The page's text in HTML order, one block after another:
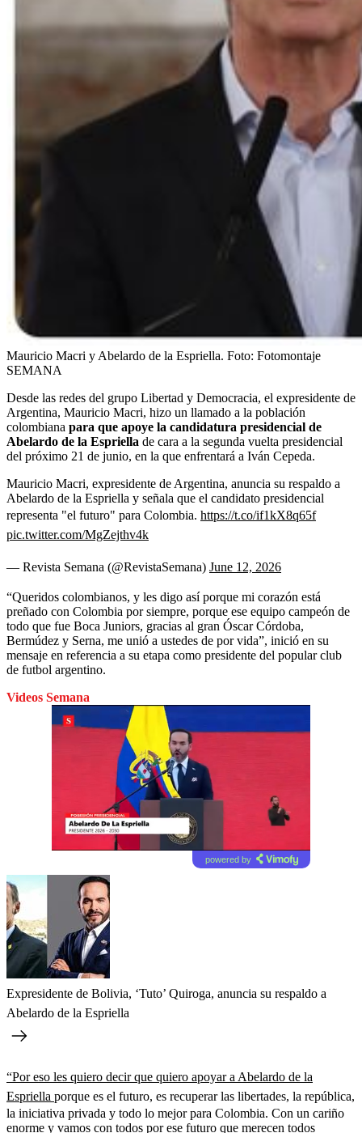
Mauricio Macri y Abelardo de la Espriella. Foto: Fotomontaje
SEMANA
Desde las redes del grupo Libertad y Democracia, el expresidente de
Argentina, Mauricio Macri, hizo un llamado a la población
colombiana para que apoye la candidatura presidencial de
Abelardo de la Espriella de cara a la segunda vuelta presidencial
del próximo 21 de junio, en la que enfrentará a Iván Cepeda.
Mauricio Macri, expresidente de Argentina, anuncia su respaldo a
Abelardo de la Espriella y señala que el candidato presidencial
representa "el futuro" para Colombia. https://t.co/if1kX8q65f
pic.twitter.com/MgZejthv4k
— Revista Semana (@RevistaSemana) June 12, 2026
“Queridos colombianos, y les digo así porque mi corazón está
preñado con Colombia por siempre, porque ese equipo campeón de
todo que fue Boca Juniors, gracias al gran Óscar Córdoba,
Bermúdez y Serna, me unió a ustedes de por vida”, inició en su
mensaje en referencia a su etapa como presidente del popular club
de futbol argentino.
Videos Semana
powered by
Expresidente de Bolivia, ‘Tuto’ Quiroga, anuncia su respaldo a
Abelardo de la Espriella
“Por eso les quiero decir que quiero apoyar a Abelardo de la
Espriella porque es el futuro, es recuperar las libertades, la república,
la iniciativa privada y todo lo mejor para Colombia. Con un cariño
enorme y vamos con todos por ese futuro que merecen todos